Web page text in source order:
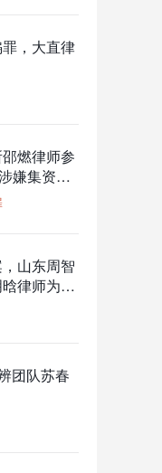
，大直律
燃律师参
嫌集资诈
山东周智
律师为其
的结果
团队苏春